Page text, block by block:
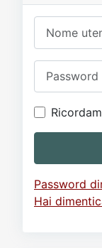
Password
Hai